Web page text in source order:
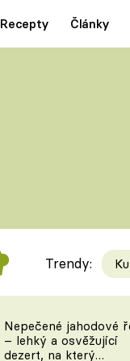
Recepty Články
TEĎ VAŘÍ ŠÉF!
Trendy:
Nepečené jahodové
– lehký a osvěžující
dezert, na který